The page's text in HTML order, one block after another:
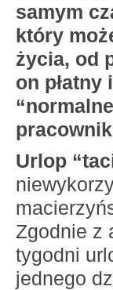
samym
który
życia, od
on płatny
Urlop
Zgodnie z
tygodni
jednego